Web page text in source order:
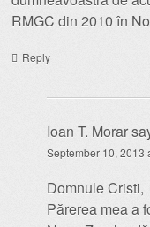
RMGC din 2010 în
Reply
Ioan T. Morar
September 10, 2013
Domnule Cristi,
Părerea mea a